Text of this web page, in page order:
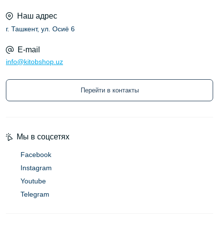
Наш адрес
г. Ташкент, ул. Осиё 6
E-mail
info@kitobshop.uz
Перейти в контакты
Мы в соцсетях
Facebook
Instagram
Youtube
Telegram